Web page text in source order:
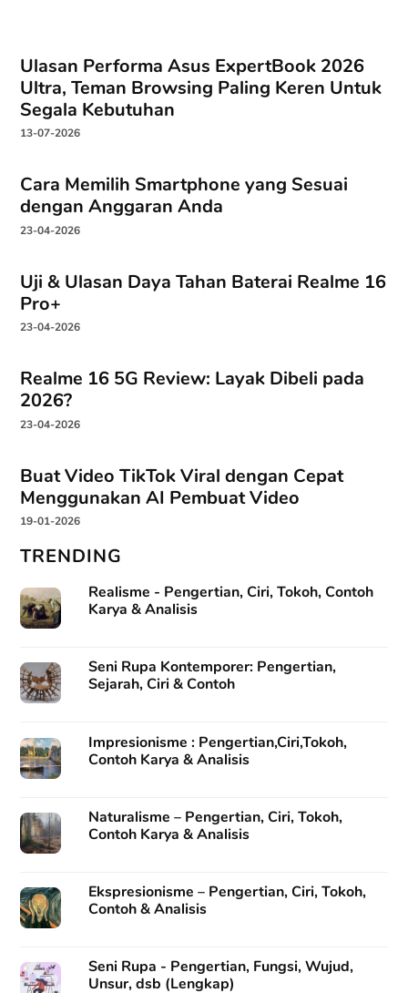
Ulasan Performa Asus ExpertBook 2026
Ultra, Teman Browsing Paling Keren Untuk
Segala Kebutuhan
13-07-2026
Cara Memilih Smartphone yang Sesuai
dengan Anggaran Anda
23-04-2026
Uji & Ulasan Daya Tahan Baterai Realme 16
Pro+
23-04-2026
Realme 16 5G Review: Layak Dibeli pada
2026?
23-04-2026
Buat Video TikTok Viral dengan Cepat
Menggunakan AI Pembuat Video
19-01-2026
TRENDING
Realisme - Pengertian, Ciri, Tokoh, Contoh
Karya & Analisis
Seni Rupa Kontemporer: Pengertian,
Sejarah, Ciri & Contoh
Impresionisme : Pengertian,Ciri,Tokoh,
Contoh Karya & Analisis
Naturalisme – Pengertian, Ciri, Tokoh,
Contoh Karya & Analisis
Ekspresionisme – Pengertian, Ciri, Tokoh,
Contoh & Analisis
Seni Rupa - Pengertian, Fungsi, Wujud,
Unsur, dsb (Lengkap)